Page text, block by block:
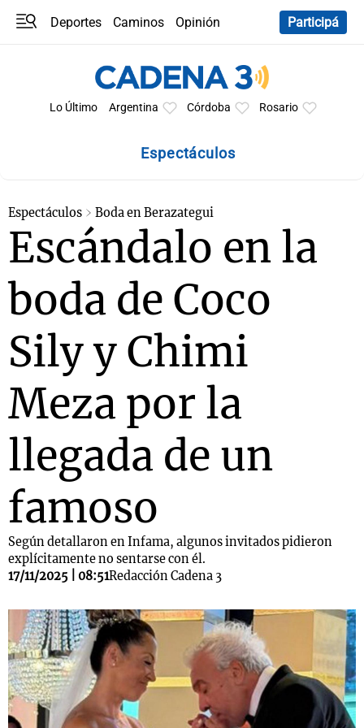
Deportes Caminos
Opinión
Participá
Lo Último Argentina Córdoba Rosario
Espectáculos
Espectáculos Boda en Berazategui
Escándalo en la
boda de Coco
Sily y Chimi
Meza por la
llegada de un
famoso
Según detallaron en Infama, algunos invitados pidieron
explícitamente no sentarse con él.
17/11/2025 | 08:51Redacción Cadena 3